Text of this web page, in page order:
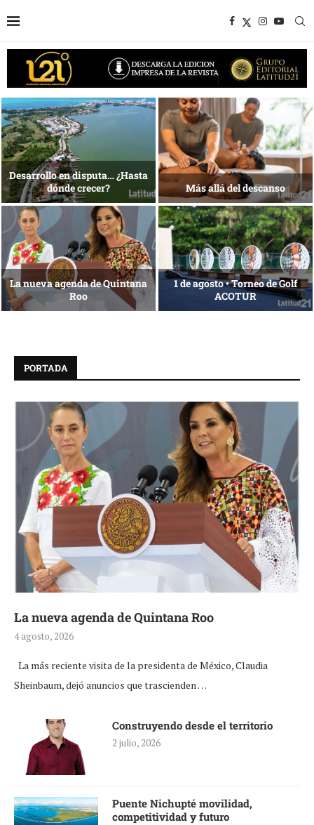
1 al 28 de agosto •
Fundación Isleña
Energía que Impulsa la
competitividad
Reconocimiento de viajeros La esencia del servicio
PORTADA
La nueva agenda de Quintana Roo
4 agosto, 2026
La más reciente visita de la presidenta de México, Claudia
Sheinbaum, dejó anuncios que trascienden …
Construyendo desde el territorio
2 julio, 2026
Puente Nichupté movilidad,
competitividad y futuro